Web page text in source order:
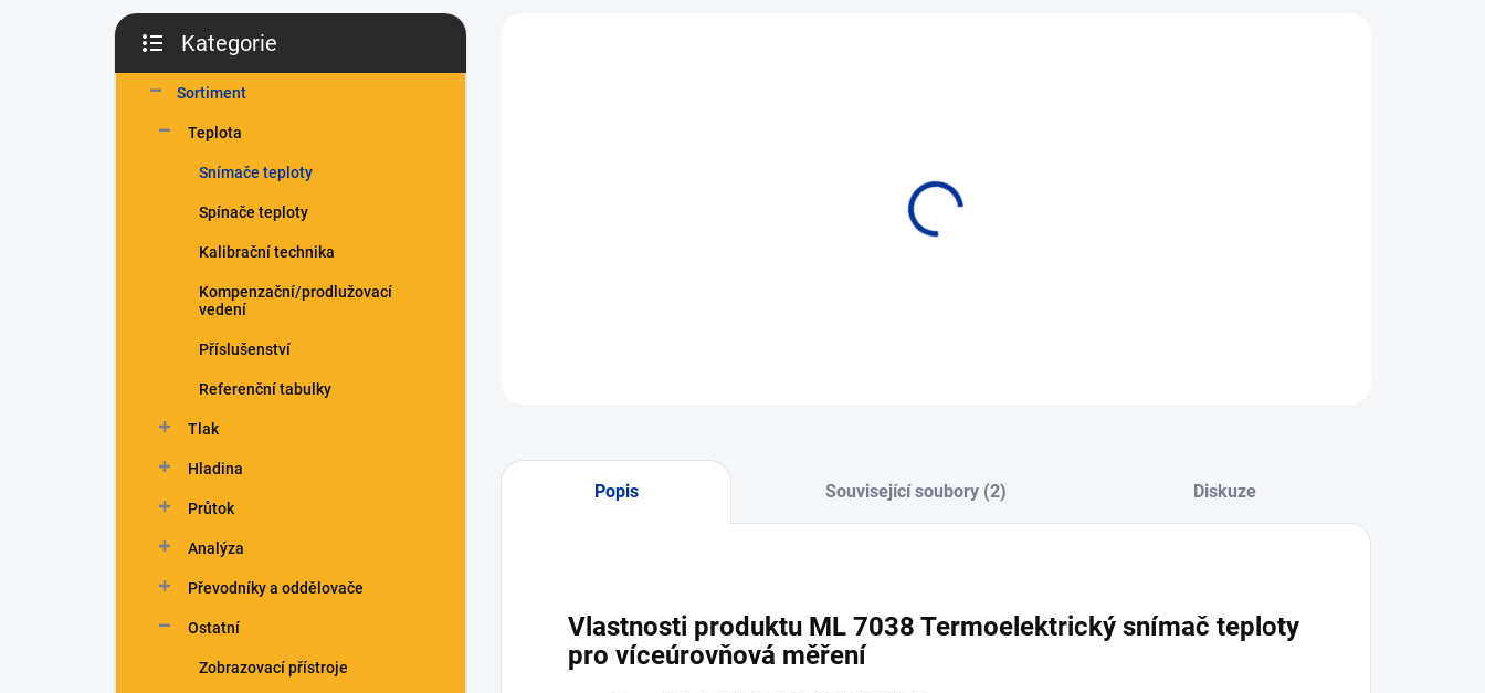
P
s
kategorie
Kategorie
Sortiment
Teplota
Snímače teploty
Spínače teploty
Kalibrační technika
Kompenzační/prodlužovací
vedení
Příslušenství
Referenční tabulky
Tlak
Hladina
Průtok
Analýza
Převodníky a oddělovače
Ostatní
Zobrazovací přístroje
Popis Související soubory (2) Diskuze
Vlastnosti produktu ML 7038 Termoelektrický snímač teploty
pro víceúrovňová měření